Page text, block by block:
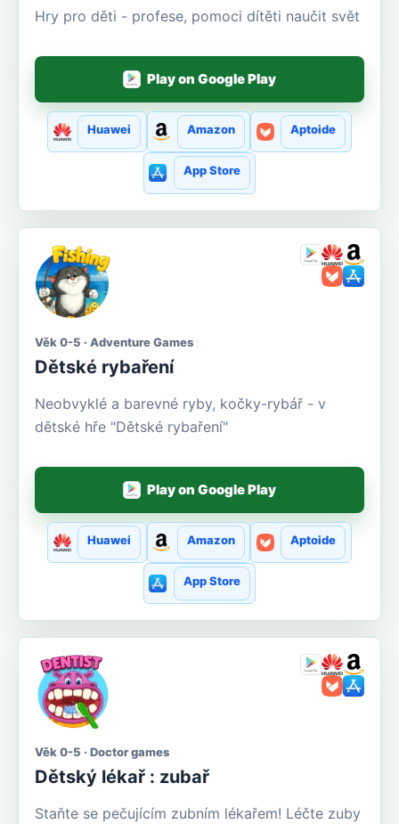
Hry pro děti - profese, pomoci dítěti naučit svět
Play on Google Play
Huawei Amazon Aptoide
App Store
Věk 0-5 · Adventure Games
Dětské rybaření
Neobvyklé a barevné ryby, kočky-rybář - v
dětské hře "Dětské rybaření"
Play on Google Play
Huawei Amazon Aptoide
App Store
Věk 0-5 · Doctor games
Dětský lékař : zubař
Staňte se pečujícím zubním lékařem! Léčte zuby